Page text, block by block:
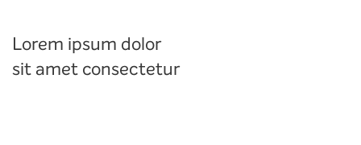
Lorem ipsum dolor
sit amet consectetur